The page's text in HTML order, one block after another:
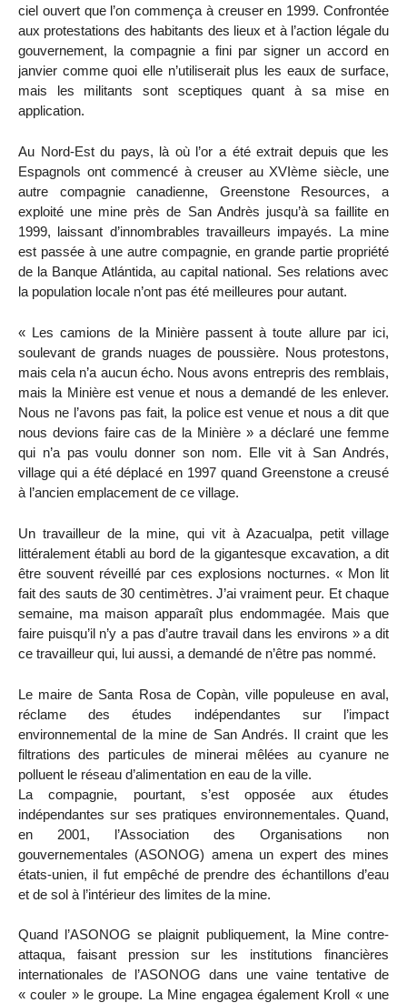
ciel ouvert que l’on commença à creuser en 1999. Confrontée
aux protestations des habitants des lieux et à l’action légale du
gouvernement, la compagnie a fini par signer un accord en
janvier comme quoi elle n’utiliserait plus les eaux de surface,
mais les militants sont sceptiques quant à sa mise en
application.
Au Nord-Est du pays, là où l’or a été extrait depuis que les
Espagnols ont commencé à creuser au XVIème siècle, une
autre compagnie canadienne, Greenstone Resources, a
exploité une mine près de San Andrès jusqu’à sa faillite en
1999, laissant d’innombrables travailleurs impayés. La mine
est passée à une autre compagnie, en grande partie propriété
de la Banque Atlántida, au capital national. Ses relations avec
la population locale n’ont pas été meilleures pour autant.
« Les camions de la Minière passent à toute allure par ici,
soulevant de grands nuages de poussière. Nous protestons,
mais cela n’a aucun écho. Nous avons entrepris des remblais,
mais la Minière est venue et nous a demandé de les enlever.
Nous ne l’avons pas fait, la police est venue et nous a dit que
nous devions faire cas de la Minière » a déclaré une femme
qui n’a pas voulu donner son nom. Elle vit à San Andrés,
village qui a été déplacé en 1997 quand Greenstone a creusé
à l’ancien emplacement de ce village.
Un travailleur de la mine, qui vit à Azacualpa, petit village
littéralement établi au bord de la gigantesque excavation, a dit
être souvent réveillé par ces explosions nocturnes. « Mon lit
fait des sauts de 30 centimètres. J’ai vraiment peur. Et chaque
semaine, ma maison apparaît plus endommagée. Mais que
faire puisqu’il n’y a pas d’autre travail dans les environs » a dit
ce travailleur qui, lui aussi, a demandé de n’être pas nommé.
Le maire de Santa Rosa de Copàn, ville populeuse en aval,
réclame des études indépendantes sur l’impact
environnemental de la mine de San Andrés. Il craint que les
filtrations des particules de minerai mêlées au cyanure ne
polluent le réseau d’alimentation en eau de la ville.
La compagnie, pourtant, s’est opposée aux études
indépendantes sur ses pratiques environnementales. Quand,
en 2001, l’Association des Organisations non
gouvernementales (ASONOG) amena un expert des mines
états-unien, il fut empêché de prendre des échantillons d’eau
et de sol à l’intérieur des limites de la mine.
Quand l’ASONOG se plaignit publiquement, la Mine contre-
attaqua, faisant pression sur les institutions financières
internationales de l’ASONOG dans une vaine tentative de
« couler » le groupe. La Mine engagea également Kroll « une